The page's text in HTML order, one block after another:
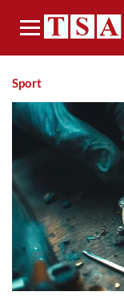
Menu
Sport